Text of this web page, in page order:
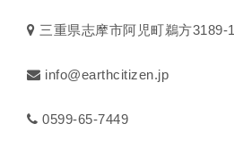
三重県志摩市阿児町鵜方3189-1
info@earthcitizen.jp
0599-65-7449